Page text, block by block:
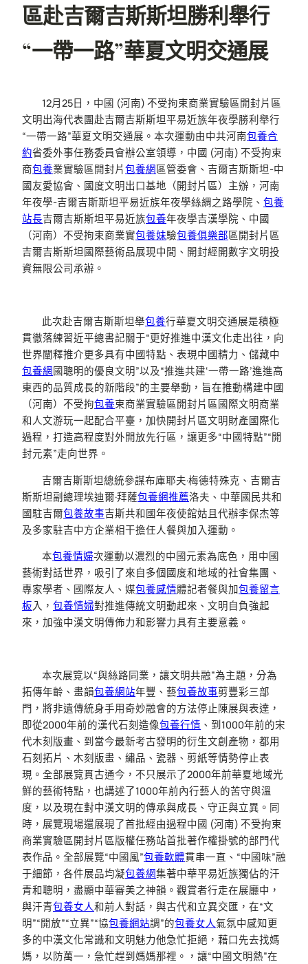
區赴吉爾吉斯斯坦勝利舉行
“一帶一路”華夏文明交通展
12月25日，中國 (河南) 不受拘束商業實驗區開封片區
文明出海代表團赴吉爾吉斯斯坦平易近族年夜學勝利舉行
“一帶一路”華夏文明交通展。本次運動由中共河南包養合
約省委外事任務委員會辦公室領導，中國 (河南) 不受拘束
商包養業實驗區開封片包養網區管委會、吉爾吉斯斯坦-中
國友愛協會、國度文明出口基地（開封片區）主辦，河南
年夜學-吉爾吉斯斯坦平易近族年夜學絲綢之路學院、 包養
站長吉爾吉斯斯坦平易近族包養年夜學吉漢學院、中國
（河南）不受拘束商業實包養妹驗包養俱樂部區開封片區
吉爾吉斯斯坦國際藝術品展現中間、開封經開數字文明投
資無限公司承辦。
此次赴吉爾吉斯斯坦舉包養行華夏文明交通展是積極
貫徹落練習近平總書記關于“更好推進中漢文化走出往，向
世界闡釋推介更多具有中國特點、表現中國精力、儲藏中
包養網 國聰明的優良文明”以及“推進共建‘一帶一路’進進高
東西的品質成長的新階段”的主要舉動，旨在推動構建中國
（河南）不受拘包養束商業實驗區開封片區國際文明商業
和人文游玩一起配合平臺，加快開封片區文明財產國際化
過程，打造高程度對外開放先行區，讓更多“中國特點”“開
封元素”走向世界。
吉爾吉斯斯坦總統參謀布庫耶夫·梅德特殊克、吉爾吉
斯斯坦副總理埃迪爾·拜薩包養網推薦洛夫、中華國民共和
國駐吉爾包養故事吉斯共和國年夜使館姑且代辦李保杰等
及多家駐吉中方企業相干擔任人餐與加入運動。
本包養情婦次運動以濃烈的中國元素為底色，用中國
藝術對話世界，吸引了來自多個國度和地域的社會集團、
專家學者、國際友人、媒包養感情體記者餐與加包養留言
板入， 包養情婦對推進傳統文明動起來、文明自負強起
來，加強中漢文明傳佈力和影響力具有主要意義。
本次展覽以“與絲路同業，讓文明共融”為主題，分為
拓傳年齡、畫韻包養網站年豐、藝包養故事剪豐彩三部
門，將非遺傳統身手用奇妙融會的方法停止陳展與表達，
即從2000年前的漢代石刻造像包養行情 、到1000年前的宋
代木刻版畫、到當今最新考古發明的衍生文創產物，都用
石刻拓片、木刻版畫、繡品、瓷器、剪紙等情勢停止表
現。全部展覽貫古通今，不只展示了2000年前華夏地域光
鮮的藝術特點，也講述了1000年前內行藝人的苦守與溫
度，以及現在對中漢文明的傳承與成長、守正與立異。同
時，展覽現場還展現了首批經由過程中國 (河南) 不受拘束
商業實驗區開封片區版權任務站首批著作權掛號的部門代
表作品。全部展覽“中國風”包養軟體貫串一直、“中國味”融
于細節，各件展品均凝包養網集著中華平易近族獨佔的汗
青和聰明，盡顯中華審美之神韻。觀賞者行走在展廳中，
與汗青包養女人和前人對話，與古代和立異交匯，在“文
明”“開放”“立異”“協包養網站調”的包養女人氣氛中感知更
多的中漢文化常識和文明魅力他急忙拒絕，藉口先去找媽
媽，以防萬一，急忙趕到媽媽那裡。，讓“中國文明熱”在